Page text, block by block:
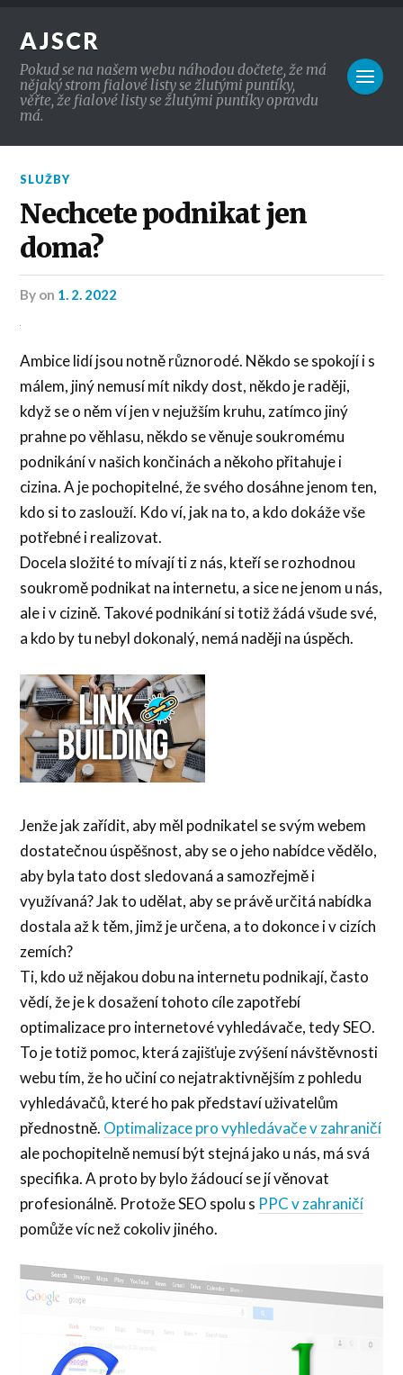
AJSCR
Pokud se na našem webu náhodou dočtete, že má
nějaký strom fialové listy se žlutými puntíky,
věřte, že fialové listy se žlutými puntíky opravdu
má.
SLUŽBY
Nechcete podnikat jen
doma?
by on 1. 2. 2022
Ambice lidí jsou notně různorodé. Někdo se spokojí i s
málem, jiný nemusí mít nikdy dost, někdo je raději,
když se o něm ví jen v nejužším kruhu, zatímco jiný
prahne po věhlasu, někdo se věnuje soukromému
podnikání v našich končinách a někoho přitahuje i
cizina. A je pochopitelné, že svého dosáhne jenom ten,
kdo si to zaslouží. Kdo ví, jak na to, a kdo dokáže vše
potřebné i realizovat.
Docela složité to mívají ti z nás, kteří se rozhodnou
soukromě podnikat na internetu, a sice ne jenom u nás,
ale i v cizině. Takové podnikání si totiž žádá všude své,
a kdo by tu nebyl dokonalý, nemá naději na úspěch.
Jenže jak zařídit, aby měl podnikatel se svým webem
dostatečnou úspěšnost, aby se o jeho nabídce vědělo,
aby byla tato dost sledovaná a samozřejmě i
využívaná? Jak to udělat, aby se právě určitá nabídka
dostala až k těm, jimž je určena, a to dokonce i v cizích
zemích?
Ti, kdo už nějakou dobu na internetu podnikají, často
vědí, že je k dosažení tohoto cíle zapotřebí
optimalizace pro internetové vyhledávače, tedy SEO.
To je totiž pomoc, která zajišťuje zvýšení návštěvnosti
webu tím, že ho učiní co nejatraktivnějším z pohledu
vyhledávačů, které ho pak představí uživatelům
přednostně. Optimalizace pro vyhledávače v zahraničí
ale pochopitelně nemusí být stejná jako u nás, má svá
specifika. A proto by bylo žádoucí se jí věnovat
profesionálně. Protože SEO spolu s PPC v zahraničí
pomůže víc než cokoliv jiného.